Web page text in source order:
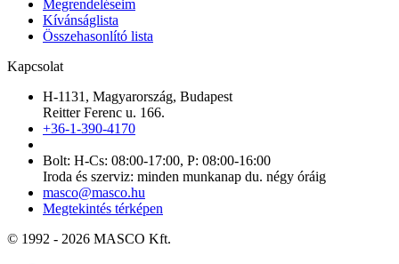
Megrendeléseim
Kívánságlista
Összehasonlító lista
Kapcsolat
H-1131, Magyarország, Budapest
Reitter Ferenc u. 166.
+36-1-390-4170
Bolt: H-Cs: 08:00-17:00, P: 08:00-16:00
Iroda és szerviz: minden munkanap du. négy óráig
masco@masco.hu
Megtekintés térképen
© 1992 - 2026 MASCO Kft.